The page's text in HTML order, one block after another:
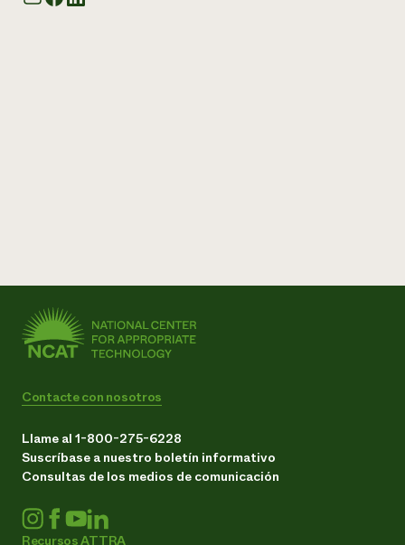
Contacte con nosotros
Llame al 1-800-275-6228
Suscríbase a nuestro boletín informativo
Consultas de los medios de comunicación
Recursos ATTRA